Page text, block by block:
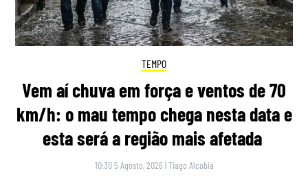
TEMPO
Vem aí chuva em força e ventos de 70
km/h: o mau tempo chega nesta data e
esta será a região mais afetada
10:30 5 Agosto, 2026 |Tiago Alcobia